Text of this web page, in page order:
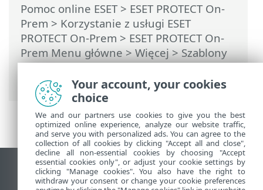
Pomoc online ESET> ESET PROTECT On-
Prem > Korzystanie z usługi ESET
PROTECT On-Prem > ESET PROTECT On-
Prem Menu główne>Więcej>Szablony
grup dynamicznych> Reguły dla
szablonu grupy dynamicznej
Wyświetl witrynę internetową dla
Your account, your cookies
choice
We and our partners use cookies to give you the best
optimized online experience, analyze our website traffic,
and serve you with personalized ads. You can agree to the
collection of all cookies by clicking "Accept all and close",
decline all non-essential cookies by choosing "Accept
essential cookies only", or adjust your cookie settings by
clicking "Manage cookies". You also have the right to
withdraw your consent or change your cookie preferences